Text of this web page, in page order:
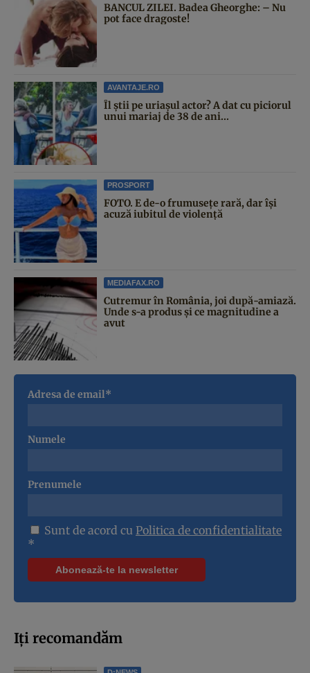
BANCUL ZILEI. Badea Gheorghe: – Nu
pot face dragoste!
AVANTAJE.RO
Îl știi pe uriașul actor? A dat cu piciorul
unui mariaj de 38 de ani...
PROSPORT
FOTO. E de-o frumusețe rară, dar își
acuză iubitul de violență
MEDIAFAX.RO
Cutremur în România, joi după-amiază.
Unde s-a produs și ce magnitudine a
avut
Adresa de email*
Numele
Prenumele
Sunt de acord cu Politica de confidentialitate
*
Iți recomandăm